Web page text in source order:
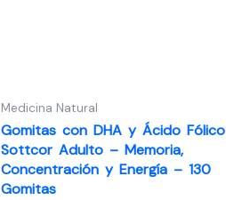
Medicina Natural
Gomitas con DHA y Ácido Fólico
Sottcor Adulto – Memoria,
Concentración y Energía – 130
Gomitas